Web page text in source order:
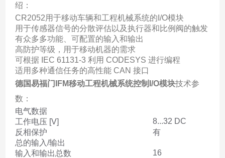
绍：
CR2052用于移动车辆和工程机械系统的I/O模块
用于传感器信号的分散评估以及执行器和比例阀的触发
有众多多功能、可配置的输入和输出
高防护等级，用于移动机器的需求
可根据 IEC 61131-3 利用 CODESYS 进行编程
适用多种通信任务的高性能 CAN 接口
德国易福门IFM移动工程机械系统控制I/O模块技术参
数：
电气数据
工作电压 [V]
8...32 DC
反相保护
有
总的输入/输出
输入和输出总数
16